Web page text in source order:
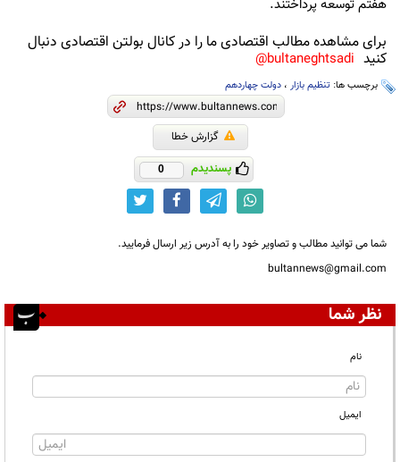
هفتم توسعه پرداختند.
برای مشاهده مطالب اقتصادی ما را در کانال بولتن اقتصادی دنبال
کنید bultaneghtsadi@
برچسب ها: تنظیم بازار ، دولت چهاردهم
گزارش خطا
پسندیدم 0
شما می توانید مطالب و تصاویر خود را به آدرس زیر ارسال فرمایید.
bultannews@gmail.com
نظر شما
نام
ایمیل